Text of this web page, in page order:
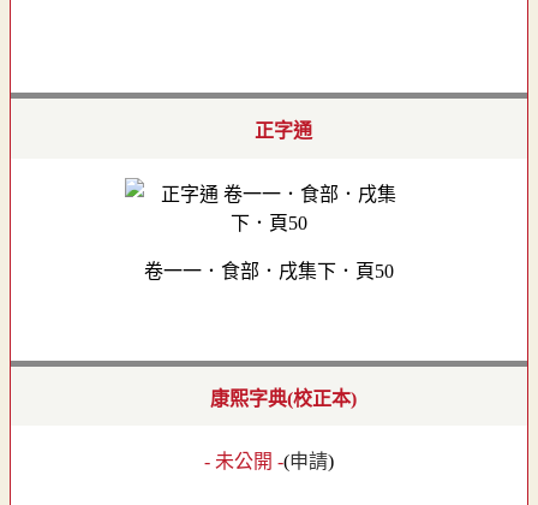
正字通
卷一一．食部．戌集下．頁50
康熙字典(校正本)
- 未公開 -(申請)